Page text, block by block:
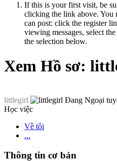
If this is your first visit, be
clicking the link above. You
can post: click the register
viewing messages, select
the selection below.
Xem Hồ sơ:
littlegirl
Học việc
Về tôi
...
Thông tin cơ bản